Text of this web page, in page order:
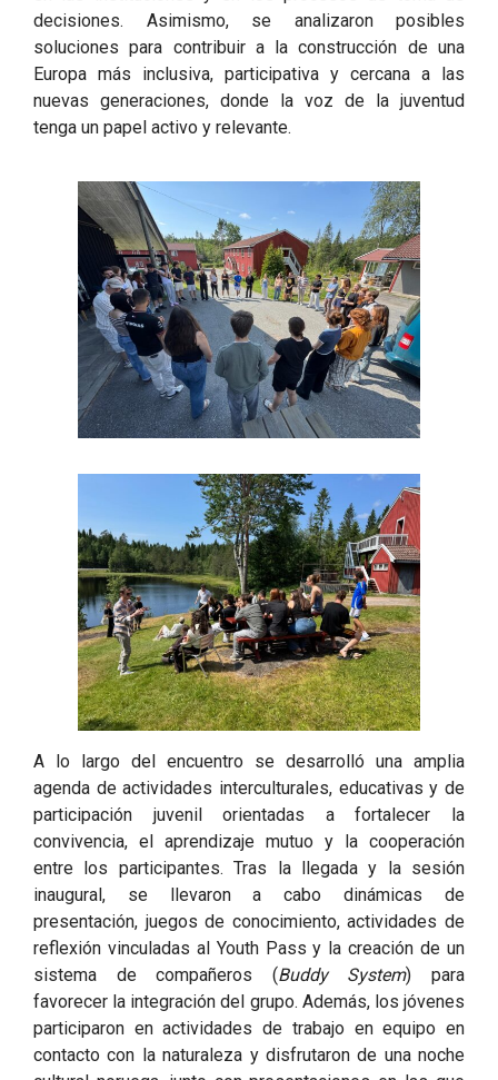
decisiones. Asimismo, se analizaron posibles
soluciones para contribuir a la construcción de una
Europa más inclusiva, participativa y cercana a las
nuevas generaciones, donde la voz de la juventud
tenga un papel activo y relevante.
A lo largo del encuentro se desarrolló una amplia
agenda de actividades interculturales, educativas y de
participación juvenil orientadas a fortalecer la
convivencia, el aprendizaje mutuo y la cooperación
entre los participantes. Tras la llegada y la sesión
inaugural, se llevaron a cabo dinámicas de
presentación, juegos de conocimiento, actividades de
reflexión vinculadas al Youth Pass y la creación de un
sistema de compañeros (Buddy System) para
favorecer la integración del grupo. Además, los jóvenes
participaron en actividades de trabajo en equipo en
contacto con la naturaleza y disfrutaron de una noche